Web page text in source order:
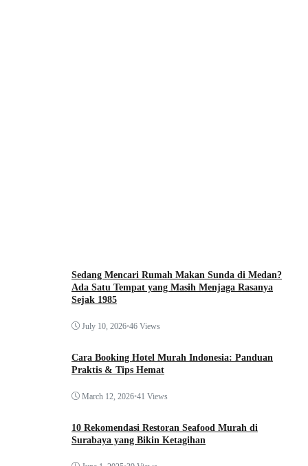
Sedang Mencari Rumah Makan Sunda di Medan?
Ada Satu Tempat yang Masih Menjaga Rasanya
Sejak 1985
July 10, 2026•46 Views
Cara Booking Hotel Murah Indonesia: Panduan
Praktis & Tips Hemat
March 12, 2026•41 Views
10 Rekomendasi Restoran Seafood Murah di
Surabaya yang Bikin Ketagihan